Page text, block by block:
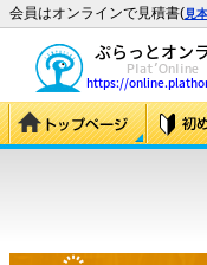
会員はオンラインで見積書(見本